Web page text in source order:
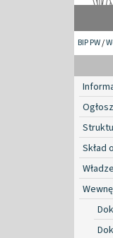
BIP PW/
Skład
Władze